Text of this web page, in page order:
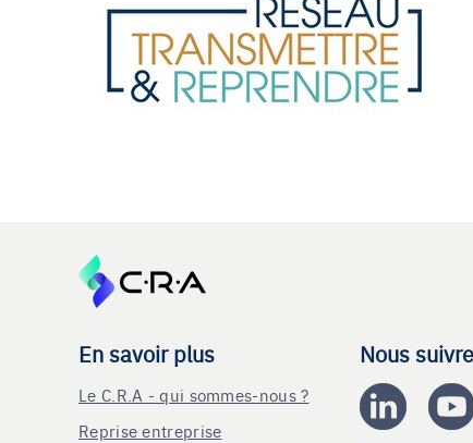
En savoir plus
Le C.R.A - qui sommes-nous ?
Reprise entreprise
Nous suivre